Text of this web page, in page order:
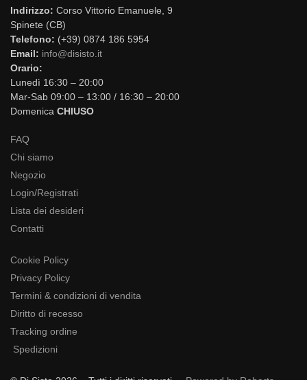
Indirizzo: Corso Vittorio Emanuele, 9
Spinete (CB)
Telefono: (+39) 0874 186 5954
Email: info@disisto.it
Orario:
Lunedì 16:30 – 20:00
Mar-Sab 09:00 – 13:00 / 16:30 – 20:00
Domenica CHIUSO
FAQ
Chi siamo
Negozio
Login/Registrati
Lista dei desideri
Contatti
Cookie Policy
Privacy Policy
Termini & condizioni di vendita
Diritto di recesso
Tracking ordine
Spedizioni